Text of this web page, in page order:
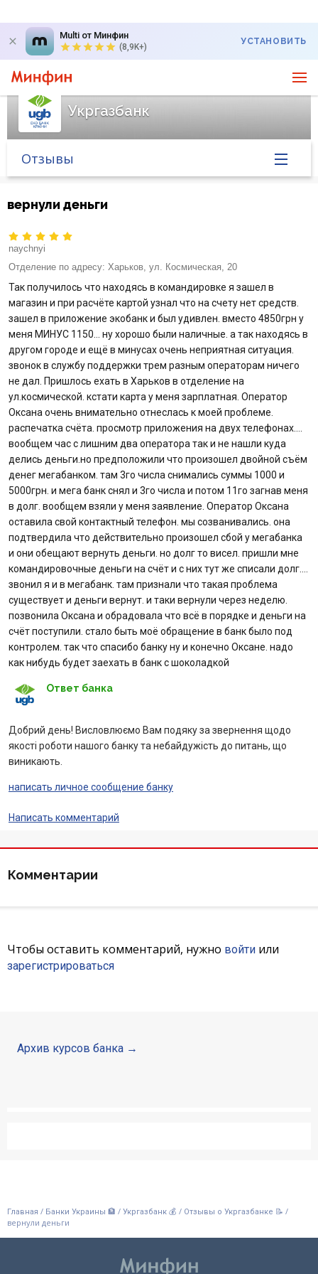
Multi от Минфин
(8,9K+)
УСТАНОВИТЬ
Укргазбанк
Банк в новостях
Курс валют в банке
Вопросы банку
Отзывы
Отзывы
Депозиты юр. лиц
Кредити для бізнеса
Карты
Отделения и банкоматы
Интернет-банкинг
Банки-партнеры
Акции
Счета для бизнеса
вернули деньги
naychnyi
Отделение по адресу: Харьков, ул. Космическая, 20
Так получилось что находясь в командировке я зашел в
магазин и при расчёте картой узнал что на счету нет средств.
зашел в приложение экобанк и был удивлен. вместо 4850грн у
меня МИНУС 1150… ну хорошо были наличные. а так находясь в
другом городе и ещё в минусах очень неприятная ситуация.
звонок в службу поддержки трем разным операторам ничего
не дал. Пришлось ехать в Харьков в отделение на
ул.космической. кстати карта у меня зарплатная. Оператор
Оксана очень внимательно отнеслась к моей проблеме.
распечатка счёта. просмотр приложения на двух телефонах.…
вообщем час с лишним два оператора так и не нашли куда
делись деньги.но предположили что произошел двойной съём
денег мегабанком. там 3го числа снимались суммы 1000 и
5000грн. и мега банк снял и 3го числа и потом 11го загнав меня
в долг. вообщем взяли у меня заявление. Оператор Оксана
оставила свой контактный телефон. мы созванивались. она
подтвердила что действительно произошел сбой у мегабанка
и они обещают вернуть деньги. но долг то висел. пришли мне
командировочные деньги на счёт и с них тут же списали долг.…
звонил я и в мегабанк. там признали что такая проблема
существует и деньги вернут. и таки вернули через неделю.
позвонила Оксана и обрадовала что всё в порядке и деньги на
счёт поступили. стало быть моё обращение в банк было под
контролем. так что спасибо банку ну и конечно Оксане. надо
как нибудь будет заехать в банк с шоколадкой
Ответ банка
Добрий день! Висловлюємо Вам подяку за звернення щодо
якості роботи нашого банку та небайдужість до питань, що
виникають.
написать личное сообщение банку
Написать комментарий
Комментарии
Чтобы оставить комментарий, нужно войти или
зарегистрироваться
Архив курсов банка
Главная / Банки Украины 🏦 / Укргазбанк 💰 / Отзывы о Укргазбанке 📝 /
вернули деньги